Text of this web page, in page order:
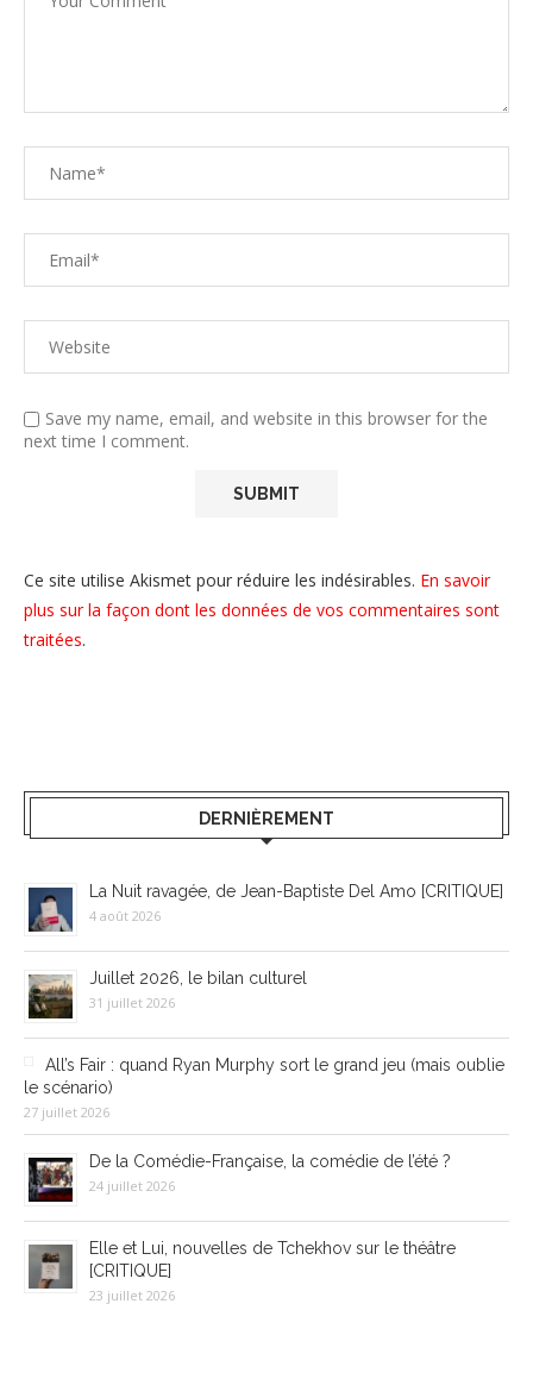
Save my name, email, and website in this browser for the
next time I comment.
Ce site utilise Akismet pour réduire les indésirables. En savoir
plus sur la façon dont les données de vos commentaires sont
traitées.
DERNIÈREMENT
La Nuit ravagée, de Jean-Baptiste Del Amo [CRITIQUE]
4 août 2026
Juillet 2026, le bilan culturel
31 juillet 2026
All’s Fair : quand Ryan Murphy sort le grand jeu (mais oublie
le scénario)
27 juillet 2026
De la Comédie-Française, la comédie de l’été ?
24 juillet 2026
Elle et Lui, nouvelles de Tchekhov sur le théâtre
[CRITIQUE]
23 juillet 2026